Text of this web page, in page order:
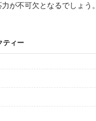
が不可欠となるでしょう。
ティー